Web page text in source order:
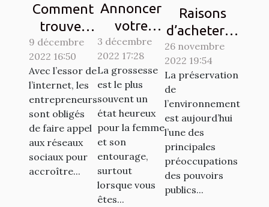
Comment
trouver
des clients
sur les
réseaux
sociaux ?
9 décembre
2022 16:50
Avec l’essor de
l’internet, les
entrepreneurs
sont obligés
de faire appel
aux réseaux
sociaux pour
accroître...
Annoncer
votre
grossesse
à votre
entourage
: Comment
y procéder
?
3 décembre
2022 17:28
La grossesse
est le plus
souvent un
état heureux
pour la femme
et son
entourage,
surtout
lorsque vous
êtes...
Raisons
d’acheter la
vignette
Crit’Air
26 novembre
2022 19:54
La préservation
de
l’environnement
est aujourd’hui
l’une des
principales
préoccupations
des pouvoirs
publics...